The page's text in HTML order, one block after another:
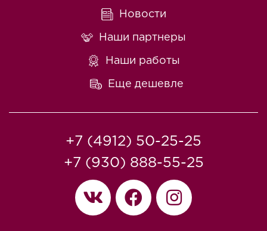
Новости
Наши партнеры
Наши работы
Еще дешевле
+7 (4912) 50-25-25
+7 (930) 888-55-25